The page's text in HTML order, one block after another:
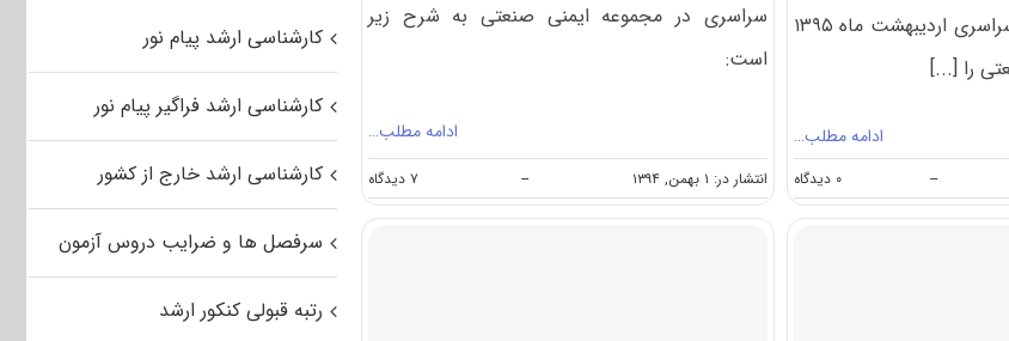
آزمون کارشناسی ارشد سراسری اردیبهشت ماه ۱۳۹۵
را [...]
ادامه مطلب…
-- ۰ دیدگاه
دانلود
دفترچه
سراسری در مجموعه ایمنی صنعتی به شرح زیر
است:
ادامه مطلب…
انتشار در: ۱ بهمن, ۱۳۹۴ -- ۷ دیدگاه
on
ظرفیت
پذیرش
مجموعه
آزمون
کارشناسی ارشد پیام نور
کارشناسی ارشد فراگیر پیام نور
کارشناسی ارشد خارج از کشور
سرفصل ها و ضرایب دروس آزمون
رتبه قبولی کنکور ارشد